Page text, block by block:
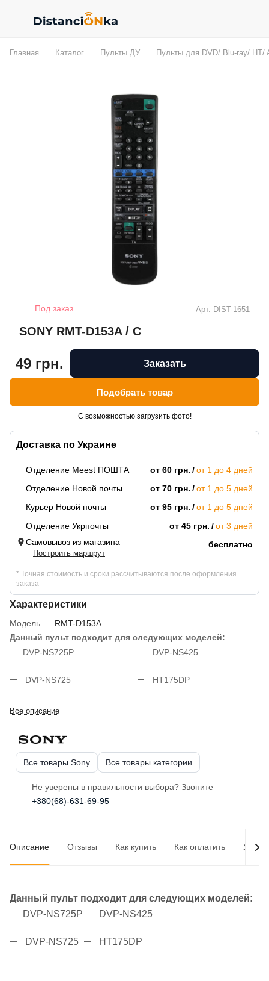
Главная Каталог Пульты ДУ Пульты для DVD/ Blu-ray/ HT/
Под заказ Арт. DIST-1651
SONY RMT-D153A / C
Данный пульт подходит для следующих моделей:
DVP-NS725P
DVP-NS425
DVP-NS725 HT175DP
Все описание
Доставка по Украине
Отделение Meest ПОШТА от 60 грн.
от 1 до 4 дней
Отделение Новой почты
от 70 грн.
от 1 до 5 дней
Курьер Новой почты
от 95 грн.
от 1 до 5 дней
Отделение Укрпочты
от 45 грн.
от 3 дней
Самовывоз из магазина
Построить маршрут
бесплатно
* Точная стоимость и сроки рассчитываются после оформления
заказа
Характеристики
Модель — RMT-D153A
49 грн. Заказать
Подобрать товар
С возможностью загрузить фото!
Все товары Sony Все товары категории
Не уверены в правильности выбора? Звоните
+380(68)-631-69-95
Описание Отзывы Как купить Как оплатить
Данный пульт подходит для следующих моделей:
DVP-NS725P
DVP-NS425
DVP-NS725 HT175DP